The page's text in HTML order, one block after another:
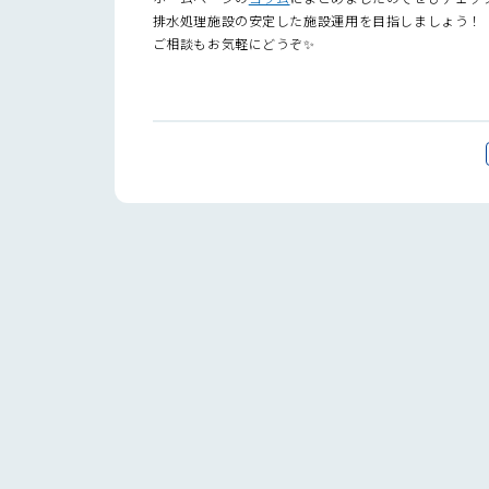
排水処理施設の安定した施設運用を目指しましょう！
ご相談もお気軽にどうぞ✨